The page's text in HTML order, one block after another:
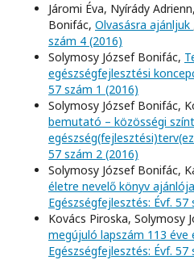
Járomi Éva, Nyírády
Bonifác, Olvasásra ajánljuk
szám 4 (2016)
Solymosy József Bonifác,
egészségfejlesztési
57 szám 1 (2016)
Solymosy József Bonifác,
bemutató – közösségi
57 szám 2 (2016)
Solymosy József Bonifác,
életre nevelő könyv
Egészségfejlesztés: Évf. 57
Kovács Piroska, Solymosy
megújuló lapszám 113 éve
Egészségfejlesztés: Évf. 57